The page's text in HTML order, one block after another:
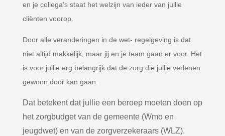
en je collega’s staat het welzijn van ieder van jullie
cliënten voorop.
Door alle veranderingen in de wet- regelgeving is dat
niet altijd makkelijk, maar jij en je team gaan er voor. Het
is voor jullie erg belangrijk dat de zorg die jullie verlenen
gewoon door kan gaan.
Dat betekent dat jullie een beroep moeten doen op
het zorgbudget van de gemeente (Wmo en
jeugdwet) en van de zorgverzekeraars (WLZ).